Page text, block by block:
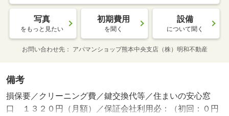
写真
をもっと見たい
初期費用
を聞く
設備
について聞く
お問い合わせ先 アパマンショップ熊本中央支店（株）明和不動産
備考
損保要／クリーニング費／鍵交換代等／住まいの安心窓
口 １３２０円（月額）／保証会社利用必：（初回：０円